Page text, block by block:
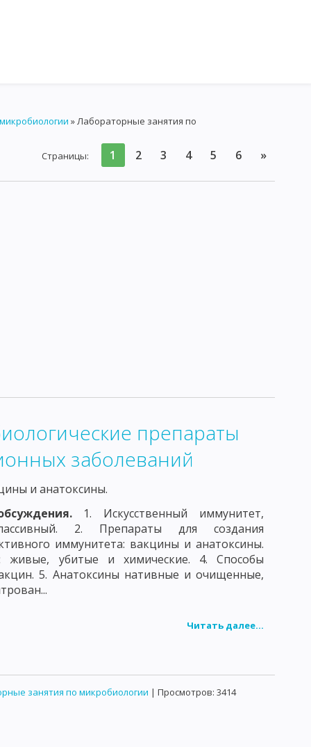
МИКРООРГАНИЗМОВ БАКТЕРИИ
ИССЛЕДОВАНИЯ МИКРОБОВ
ЭЛЕКТРОННАЯ МИКРОСКОПИЯ
И АКТИНОМИЦЕТОВ
СВОЙСТВА БАКТЕРИОФАГА
БАКТЕРИОФАГА
ИЛИ МОДИФИКАЦИЯ
БАКТЕРИАЛЬНЫЕ ПЛАЗМИДЫ
И ВИРУЛЕНТНОСТЬ МИКРОБОВ
» Лабораторные занятия по
Страницы: 1 2 3 4 5 6 »
препараты
заболеваний
и анатоксины.
1. Искусственный иммунитет,
2. Препараты для создания
иммунитета: вакцины и анатоксины.
убитые и химические. 4. Способы
5. Анатоксины нативные и очищенные,
Читать далее...
занятия по микробиологии | Просмотров: 3414